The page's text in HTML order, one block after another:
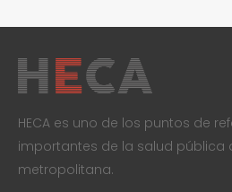
HECA es uno de los puntos de
importantes de la salud pública
metropolitana.